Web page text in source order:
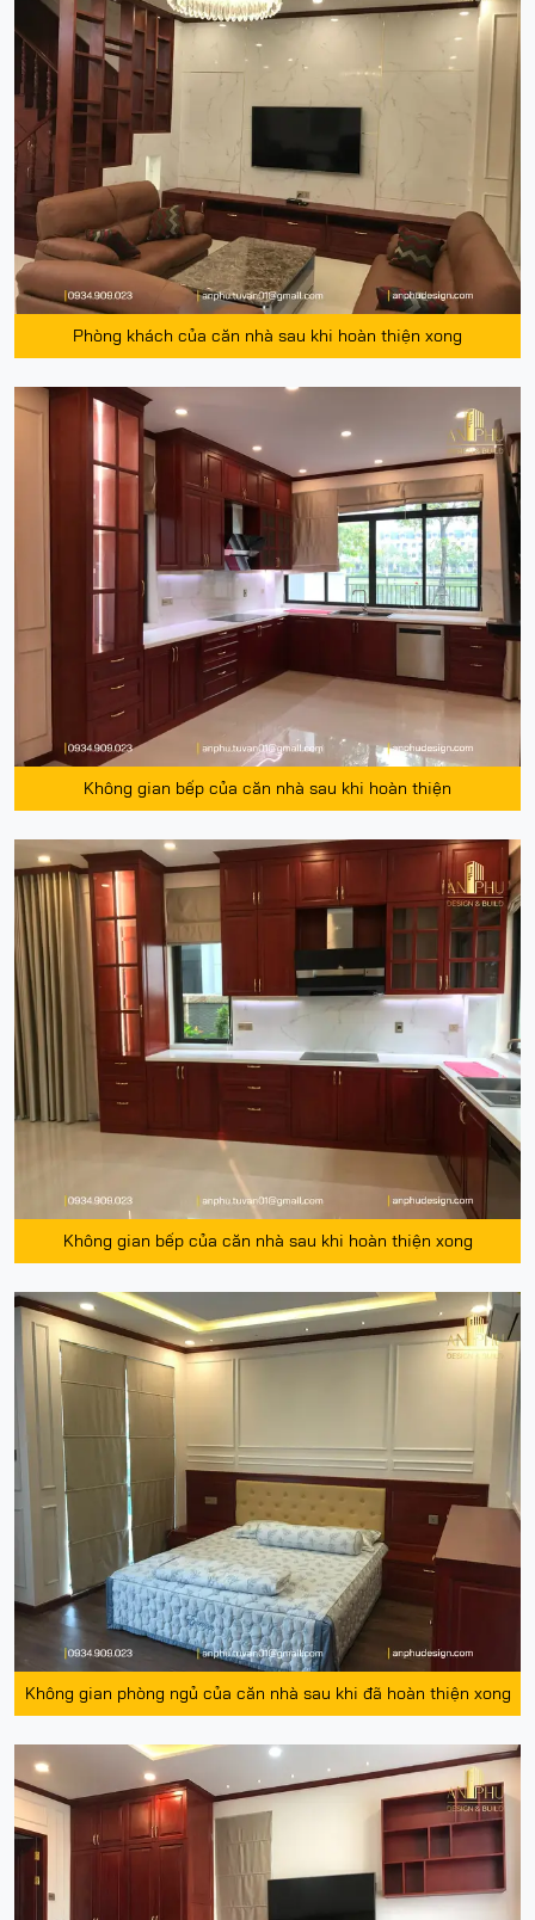
Phòng khách của căn nhà sau khi hoàn thiện xong
Không gian bếp của căn nhà sau khi hoàn thiện
Không gian bếp của căn nhà sau khi hoàn thiện xong
Không gian phòng ngủ của căn nhà sau khi đã hoàn thiện xong